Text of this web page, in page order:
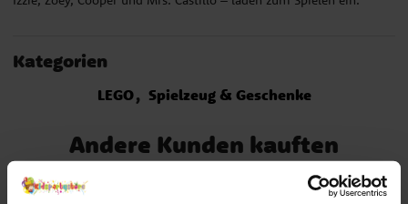
Kategorien
LEGO Spielzeug & Geschenke
Andere Kunden kauften